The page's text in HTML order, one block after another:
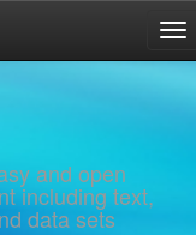
and open
including text,
data sets